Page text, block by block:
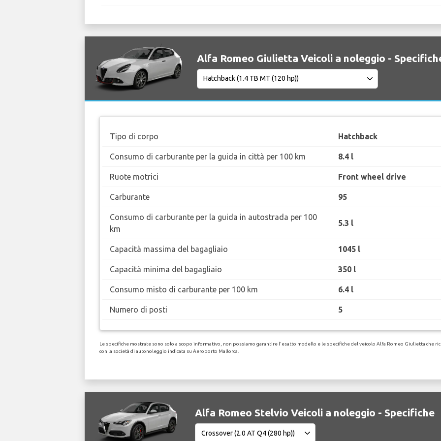
Alfa Romeo Giulietta Veicoli a noleggio -
Tipo di corpo Hatchback
Consumo di carburante per la guida in città per 100 km 8.4 l
Ruote motrici Front wheel drive
Carburante 95
Consumo di carburante per la guida in autostrada per 100
km
5.3 l
Capacità massima del bagagliaio 1045 l
Capacità minima del bagagliaio 350 l
Consumo misto di carburante per 100 km 6.4 l
Numero di posti 5
Le specifiche mostrate sono solo a scopo informativo, non possiamo garantire l'esatto modello e le specifiche del veicolo Alfa Romeo Giulietta che
con la società di autonoleggio indicata su Aeroporto Mallorca.
Alfa Romeo Stelvio Veicoli a noleggio - Specifiche